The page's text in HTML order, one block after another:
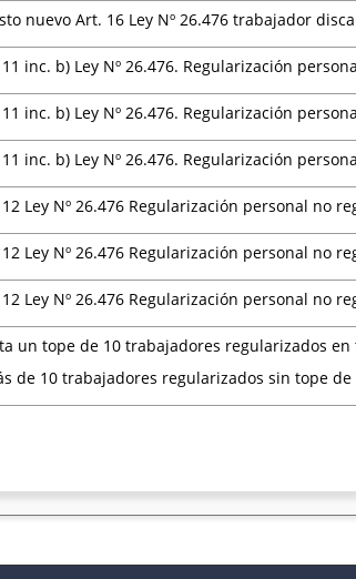
nuevo Art. 16 Ley Nº 26.476 trabajador
inc. b) Ley Nº 26.476. Regularización
inc. b) Ley Nº 26.476. Regularización
inc. b) Ley Nº 26.476. Regularización
Ley Nº 26.476 Regularización personal no
Ley Nº 26.476 Regularización personal no
Ley Nº 26.476 Regularización personal no
un tope de 10 trabajadores regularizados en
de 10 trabajadores regularizados sin tope